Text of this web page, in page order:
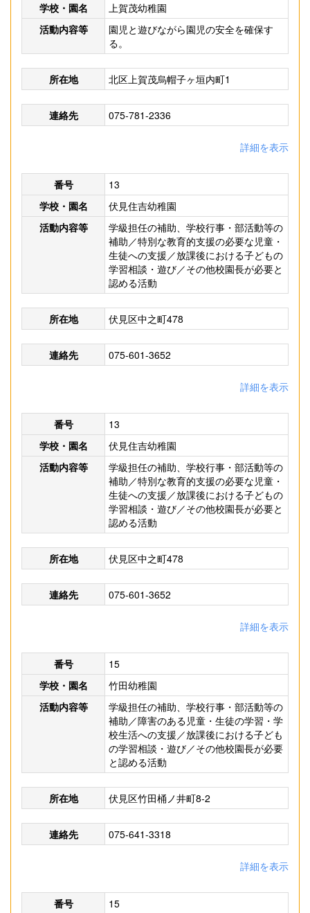
学校・園名
上賀茂幼稚園
活動内容等
園児と遊びながら園児の安全を確保す
る。
所在地 北区上賀茂烏帽子ヶ垣内町1
連絡先 075-781-2336
詳細を表示
番号
13
学校・園名
伏見住吉幼稚園
活動内容等
学級担任の補助、学校行事・部活動等の
補助／特別な教育的支援の必要な児童・
生徒への支援／放課後における子どもの
学習相談・遊び／その他校園長が必要と
認める活動
所在地 伏見区中之町478
連絡先 075-601-3652
詳細を表示
番号
13
学校・園名
伏見住吉幼稚園
活動内容等
学級担任の補助、学校行事・部活動等の
補助／特別な教育的支援の必要な児童・
生徒への支援／放課後における子どもの
学習相談・遊び／その他校園長が必要と
認める活動
所在地 伏見区中之町478
連絡先 075-601-3652
詳細を表示
番号
15
学校・園名
竹田幼稚園
活動内容等
学級担任の補助、学校行事・部活動等の
補助／障害のある児童・生徒の学習・学
校生活への支援／放課後における子ども
の学習相談・遊び／その他校園長が必要
と認める活動
所在地 伏見区竹田桶ノ井町8-2
連絡先 075-641-3318
詳細を表示
番号
15